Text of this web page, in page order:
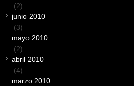
(2)
junio 2010
(3)
mayo 2010
(2)
abril 2010
(4)
marzo 2010